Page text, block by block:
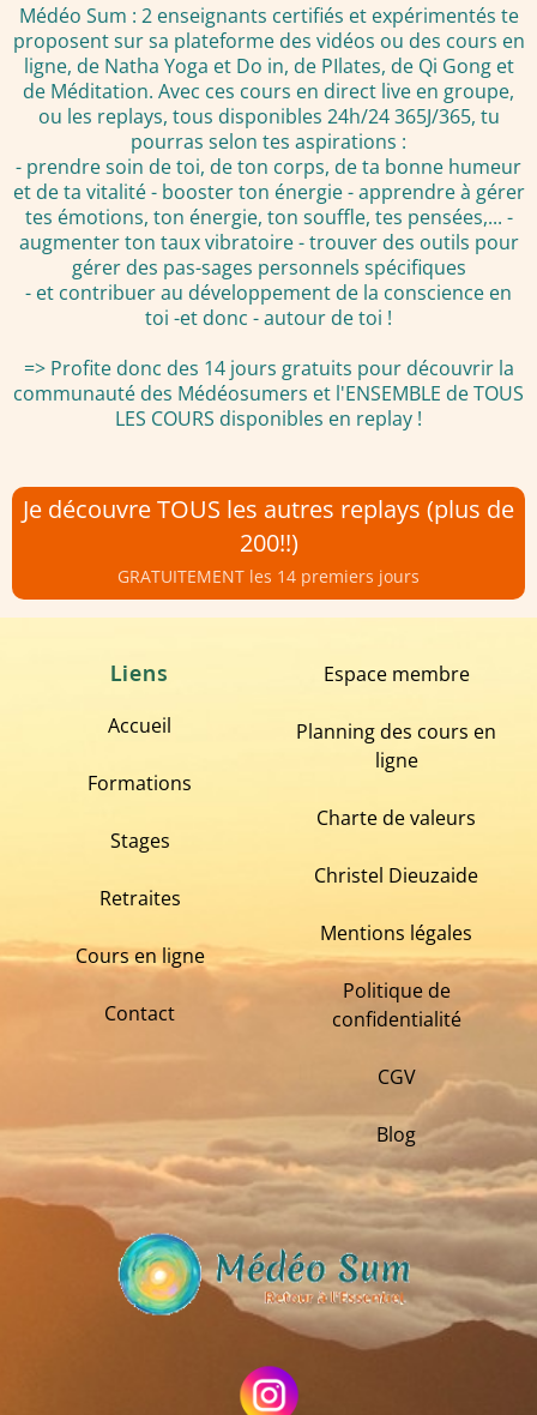
Médéo Sum : 2 enseignants certifiés et expérimentés te
proposent sur sa plateforme des vidéos ou des cours en
ligne, de Natha Yoga et Do in, de PIlates, de Qi Gong et
de Méditation. Avec ces cours en direct live en groupe,
ou les replays, tous disponibles 24h/24 365J/365, tu
pourras selon tes aspirations :
- prendre soin de toi, de ton corps, de ta bonne humeur
et de ta vitalité - booster ton énergie - apprendre à gérer
tes émotions, ton énergie, ton souffle, tes pensées,... -
augmenter ton taux vibratoire - trouver des outils pour
gérer des pas-sages personnels spécifiques
- et contribuer au développement de la conscience en
toi -et donc - autour de toi !
=> Profite donc des 14 jours gratuits pour découvrir la
communauté des Médéosumers et l'ENSEMBLE de TOUS
LES COURS disponibles en replay !
Je découvre TOUS les autres replays (plus de
200!!)
GRATUITEMENT les 14 premiers jours
Liens
Accueil
Formations
Stages
Retraites
Cours en ligne
Contact
Espace membre
Planning des cours en
ligne
Charte de valeurs
Christel Dieuzaide
Mentions légales
Politique de
confidentialité
CGV
Blog